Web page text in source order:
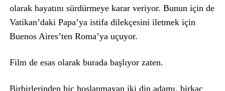
olarak hayatını sürdürmeye karar veriyor. Bunun için de
Vatikan’daki Papa’ya istifa dilekçesini iletmek için
Buenos Aires’ten Roma’ya uçuyor.
Film de esas olarak burada başlıyor zaten.
Birbirlerinden hiç hoşlanmayan iki din adamı, birkaç